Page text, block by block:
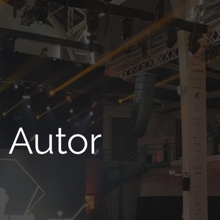
Autor